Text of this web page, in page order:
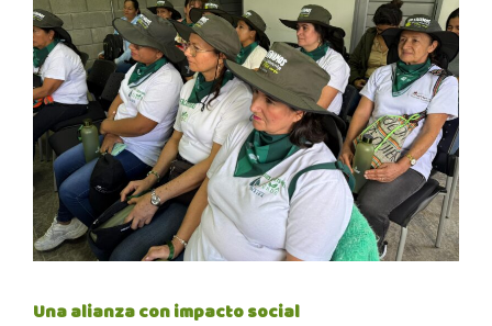
Una alianza con impacto social